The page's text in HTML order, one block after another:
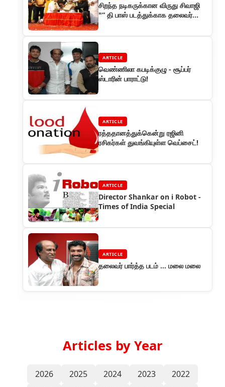
சிறந்த நடிகருக்கான விருது சிவாஜி
"“ தி பாஸ் படத்துக்காக தலைவர்
ARTICLE
வெண்ணிலா கபடிக்குழு - சூப்பர்
ஸ்டாரின் பாராட்டு!
ARTICLE
ரத்ததானத்துக்கென்று ரஜினி
ரசிகர்கள் துவங்கியுள்ள வெப்சைட்!
ARTICLE
Director Shankar on i Robot -
Times of India Special
ARTICLE
தலைவர் பார்த்த படம் ... மலை மலை
Articles by Year
2026 2025 2024 2023
2022